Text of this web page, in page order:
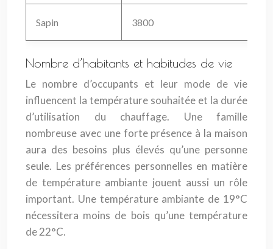
Sapin 3800
Nombre d’habitants et habitudes de vie
Le nombre d’occupants et leur mode de vie
influencent la température souhaitée et la durée
d’utilisation du chauffage. Une famille
nombreuse avec une forte présence à la maison
aura des besoins plus élevés qu’une personne
seule. Les préférences personnelles en matière
de température ambiante jouent aussi un rôle
important. Une température ambiante de 19°C
nécessitera moins de bois qu’une température
de 22°C.